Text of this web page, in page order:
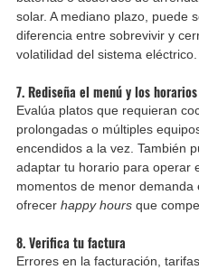
solar. A mediano plazo, puede
diferencia entre sobrevivir y
volatilidad del sistema eléctrico.
7. Rediseña el menú y los horarios
Evalúa platos que requieran
prolongadas o múltiples
encendidos a la vez. También
adaptar tu horario para operar
momentos de menor demanda
ofrecer happy hours que
8. Verifica tu factura
Errores en la facturación,